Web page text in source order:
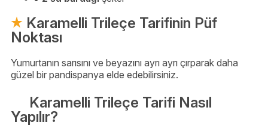
Karamelli Trileçe Tarifinin Püf
Noktası
Yumurtanın sarısını ve beyazını ayrı ayrı çırparak daha
güzel bir pandispanya elde edebilirsiniz.
Karamelli Trileçe Tarifi Nasıl
Yapılır?